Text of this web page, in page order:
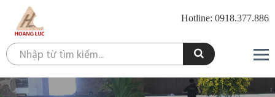
Hotline: 0918.377.886